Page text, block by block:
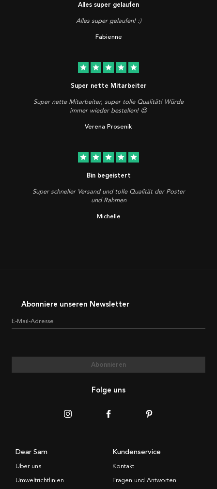
Alles super gelaufen
Alles super gelaufen! :)
Fabienne
star star star star star
Super nette Mitarbeiter
Super nette Mitarbeiter, super tolle Qualität! Würde
immer wieder bestellen! 😍
Verena Prosenik
star star star star star
Bin begeistert
Super schneller Versand und tolle Qualität der Poster
und Rahmen
Michelle
Abonniere unseren Newsletter
E-Mail-Adresse
Abonnieren
Folge uns
Dear Sam
Über uns
Umweltrichtlinien
Kundenservice
Kontakt
Fragen und Antworten